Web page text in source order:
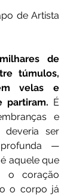
de Artista
de
túmulos,
velas e
partiram. É
e
deveria ser
—
aquele que
o coração
o corpo já